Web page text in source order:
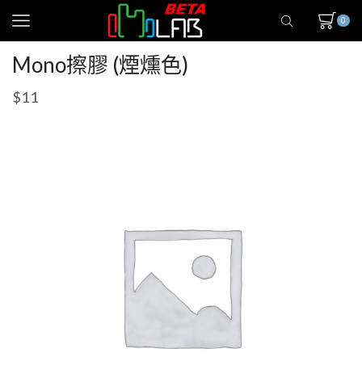
0
Mono擦膠 (煙燻色)
$11